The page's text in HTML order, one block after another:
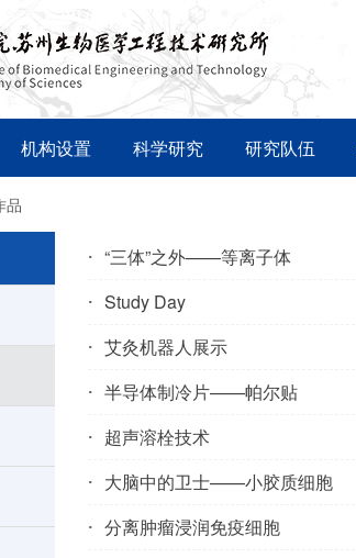
机构设置 科学研究 研究队伍
品
“三体”之外——等离子体
Study Day
艾灸机器人展示
半导体制冷片——帕尔贴
超声溶栓技术
大脑中的卫士——小胶质细胞
分离肿瘤浸润免疫细胞